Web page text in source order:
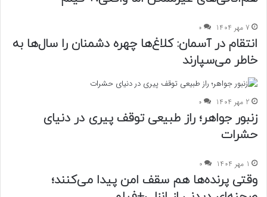
7 مهر 1404 0
انتقام در آسمان: کلاغ‌ها چهره دشمنان را سال‌ها به
خاطر می‌سپارند
2 مهر 1404 0
زنبور جواهر؛ راز طبیعی توقف پیری در دنیای
حشرات
1 مهر 1404 0
وقتی پرنده‌ها هم سقف امن پیدا می‌کنند؛